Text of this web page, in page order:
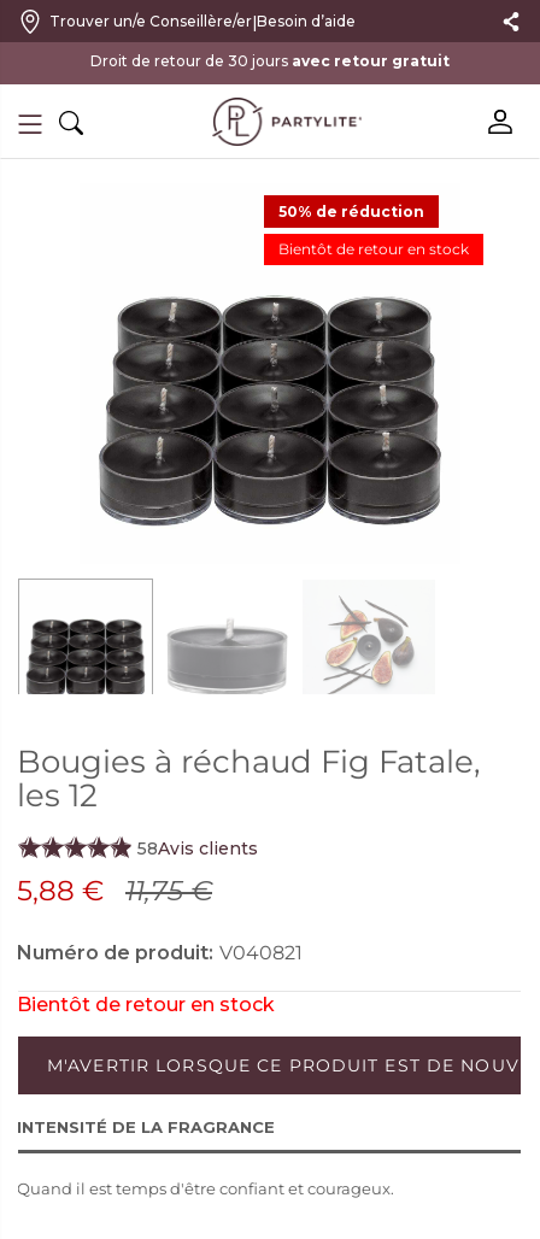
Trouver un/e Conseillère/er|Besoin d’aide
avec retour gratuit
50% de réduction
Bientôt de retour en stock
Bougies à réchaud Fig Fatale,
les 12
58Avis clients
5,88 € 11,75 €
Numéro de produit: V040821
Bientôt de retour en stock
INTENSITÉ DE LA FRAGRANCE
Quand il est temps d'être confiant et courageux.